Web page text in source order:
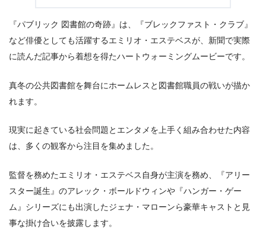
出典:U-NEXT
今すぐ無料でU-NEXTで見る
『パブリック 図書館の奇跡』は、『ブレックファスト・クラブ』
など俳優としても活躍するエミリオ・エステベスが、新聞で実際
に読んだ記事から着想を得たハートウォーミングムービーです。
真冬の公共図書館を舞台にホームレスと図書館職員の戦いが描か
れます。
現実に起きている社会問題とエンタメを上手く組み合わせた内容
は、多くの観客から注目を集めました。
監督を務めたエミリオ・エステベス自身が主演を務め、『アリー
スター誕生』のアレック・ボールドウィンや『ハンガー・ゲー
ム』シリーズにも出演したジェナ・マローンら豪華キャストと見
事な掛け合いを披露します。